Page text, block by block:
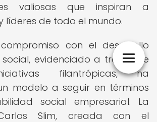
valiosas que inspiran a
líderes de todo el mundo.
con el desarrollo
evidenciado a través de
filantrópicas, ha
modelo a seguir en términos
social empresarial. La
Slim, creada con el